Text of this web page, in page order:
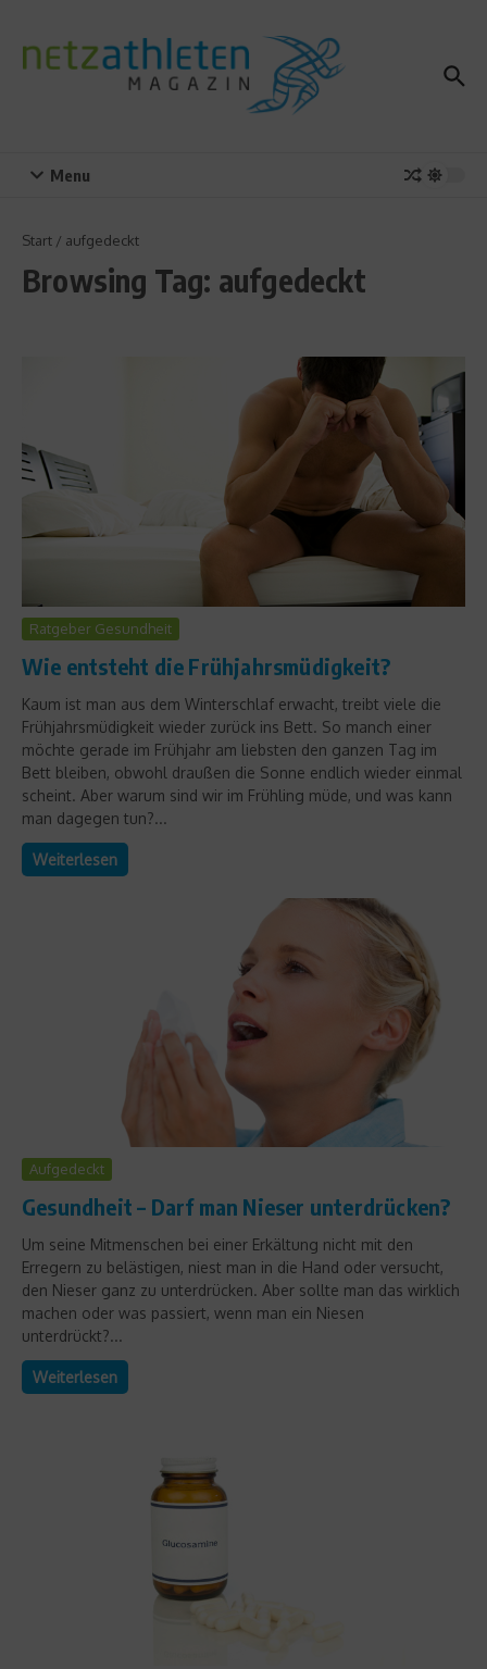
Menu
Start / aufgedeckt
Browsing Tag: aufgedeckt
Ratgeber Gesundheit
Wie entsteht die Frühjahrsmüdigkeit?
Kaum ist man aus dem Winterschlaf erwacht, treibt viele die
Frühjahrsmüdigkeit wieder zurück ins Bett. So manch einer
möchte gerade im Frühjahr am liebsten den ganzen Tag im
Bett bleiben, obwohl draußen die Sonne endlich wieder einmal
scheint. Aber warum sind wir im Frühling müde, und was kann
man dagegen tun?...
Weiterlesen
Aufgedeckt
Gesundheit – Darf man Nieser unterdrücken?
Um seine Mitmenschen bei einer Erkältung nicht mit den
Erregern zu belästigen, niest man in die Hand oder versucht,
den Nieser ganz zu unterdrücken. Aber sollte man das wirklich
machen oder was passiert, wenn man ein Niesen
unterdrückt?...
Weiterlesen